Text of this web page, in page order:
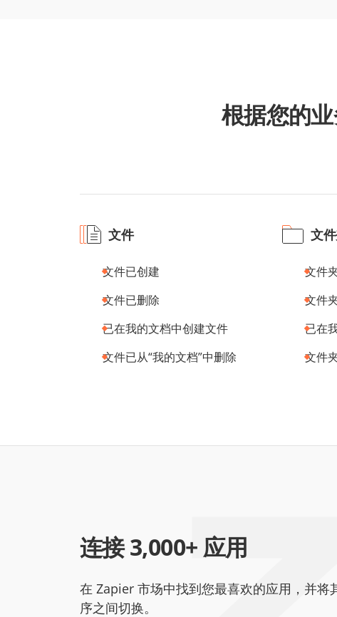
根据您的
文件
文件已创建
文件已删除
已在我的文档中创建文件
文件已从“我的文档”中删除
文
文件
文件
已在
文件
连接 3,000+ 应用
在 Zapier 市场中找到您最喜欢的应用，并将
序之间切换。